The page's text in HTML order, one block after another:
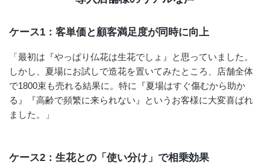
ケース1：客単価と顧客満足度が同時に向上
「最初は『やっぱり仏花は生花でしょ』と思っていました。
しかし、夏場にお試しで造花を置いてみたところ、店舗全体
で1800束も売れる結果に。特に『夏場はすぐ傷むから助か
る』『高齢で頻繁に来られない』というお客様に大変喜ばれ
ました。」
ケース2：生花との「使い分け」で相乗効果